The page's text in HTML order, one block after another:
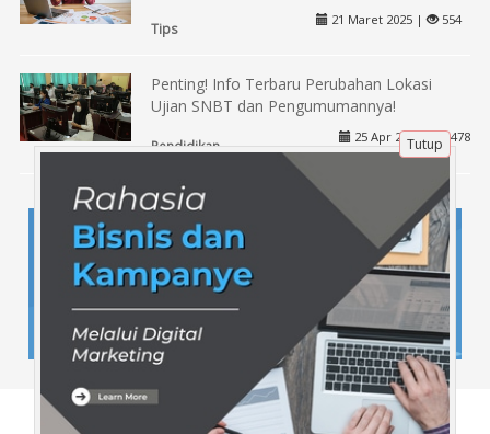
Tips
21 Maret 2025 | 554
Penting! Info Terbaru Perubahan Lokasi
Ujian SNBT dan Pengumumannya!
Pendidikan
25 Apr 2025 | 478
Tentang Kami
Tutup